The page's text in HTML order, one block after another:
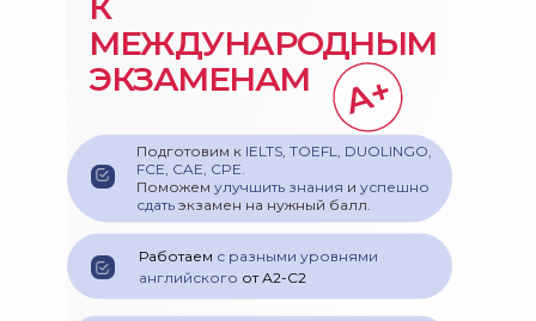
МЕЖДУНАРОДНЫМ
ЭКЗАМЕНАМ
Подготовим к IELTS, TOEFL, DUOLINGO,
FCE, CAE, CPE.
Поможем улучшить знания и успешно
сдать экзамен на нужный балл.
Работаем с разными уровнями
английского от А2-С2
30 занятий